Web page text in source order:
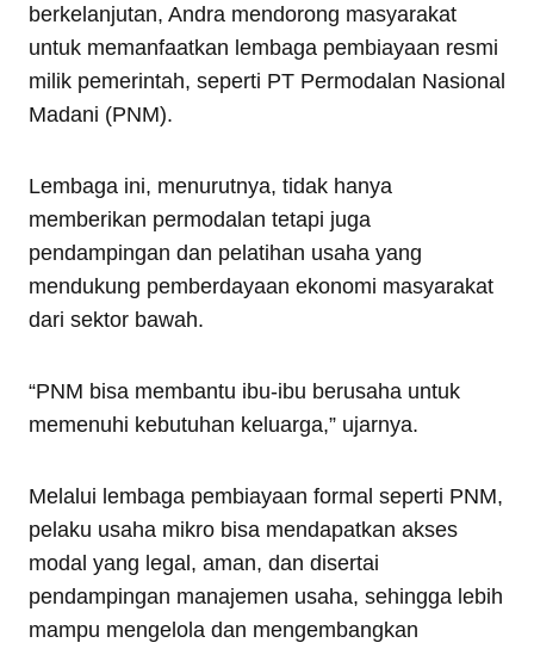
berkelanjutan, Andra mendorong masyarakat
untuk memanfaatkan lembaga pembiayaan resmi
milik pemerintah, seperti PT Permodalan Nasional
Madani (PNM).
Lembaga ini, menurutnya, tidak hanya
memberikan permodalan tetapi juga
pendampingan dan pelatihan usaha yang
mendukung pemberdayaan ekonomi masyarakat
dari sektor bawah.
“PNM bisa membantu ibu-ibu berusaha untuk
memenuhi kebutuhan keluarga,” ujarnya.
Melalui lembaga pembiayaan formal seperti PNM,
pelaku usaha mikro bisa mendapatkan akses
modal yang legal, aman, dan disertai
pendampingan manajemen usaha, sehingga lebih
mampu mengelola dan mengembangkan